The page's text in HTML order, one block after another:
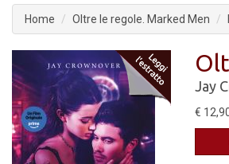
Home Oltre le regole. Marked Men
Jay
€